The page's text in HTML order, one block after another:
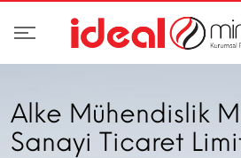
Alke Mühendislik
Sanayi Ticaret